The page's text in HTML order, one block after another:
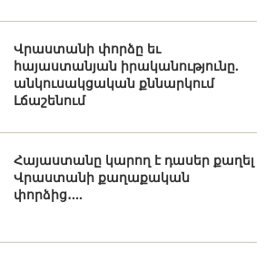
Վրաստանի փորձը եւ
հայաստանյան իրականությունը.
անկուսակցական քննարկում
Լճաշենում
Հայաստանը կարող է դասեր քաղել
Վրաստանի քաղաքական
փորձից․...